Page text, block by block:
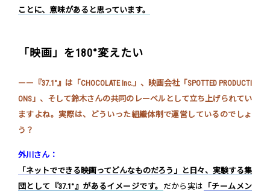
ことに、意味があると思っています。
「映画」を180°変えたい
ーー『37.1°』は「CHOCOLATE Inc.」、映画会社「SPOTTED PRODUCTI
ONS」、そして鈴木さんの共同のレーベルとして立ち上げられてい
ますよね。実際は、どういった組織体制で運営しているのでしょ
う？
外川さん：
「ネットでできる映画ってどんなものだろう」と日々、実験する集
団として『37.1°』があるイメージです。 だから実は
「チームメン